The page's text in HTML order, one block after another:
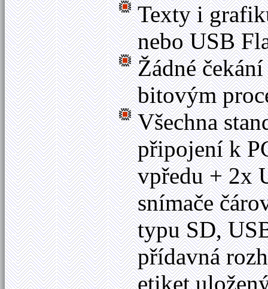
Texty i
nebo USB
Žádné
bitovým
Všechna
připojení k
vpředu + 2x
snímače
typu SD,
přídavná
etiket